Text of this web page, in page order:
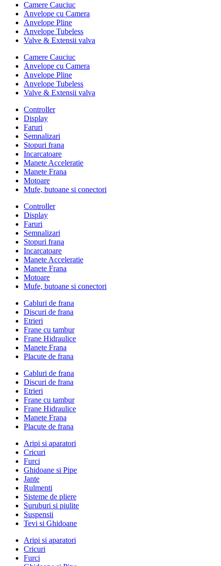
Camere Cauciuc
Anvelope cu Camera
Anvelope Pline
Anvelope Tubeless
Valve & Extensii valva
Camere Cauciuc
Anvelope cu Camera
Anvelope Pline
Anvelope Tubeless
Valve & Extensii valva
Controller
Display
Faruri
Semnalizari
Stopuri frana
Incarcatoare
Manete Acceleratie
Manete Frana
Motoare
Mufe, butoane si conectori
Controller
Display
Faruri
Semnalizari
Stopuri frana
Incarcatoare
Manete Acceleratie
Manete Frana
Motoare
Mufe, butoane si conectori
Cabluri de frana
Discuri de frana
Etrieri
Frane cu tambur
Frane Hidraulice
Manete Frana
Placute de frana
Cabluri de frana
Discuri de frana
Etrieri
Frane cu tambur
Frane Hidraulice
Manete Frana
Placute de frana
Aripi si aparatori
Cricuri
Furci
Ghidoane si Pipe
Jante
Rulmenti
Sisteme de pliere
Suruburi si piulite
Suspensii
Tevi si Ghidoane
Aripi si aparatori
Cricuri
Furci